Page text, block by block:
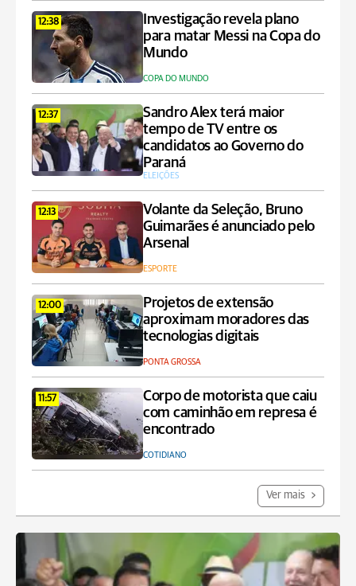
12:38
Investigação revela plano
para matar Messi na Copa do
Mundo
COPA DO MUNDO
12:37
Sandro Alex terá maior
tempo de TV entre os
candidatos ao Governo do
Paraná
ELEIÇÕES
12:13
Volante da Seleção, Bruno
Guimarães é anunciado pelo
Arsenal
ESPORTE
12:00
Projetos de extensão
aproximam moradores das
tecnologias digitais
PONTA GROSSA
11:57
Corpo de motorista que caiu
com caminhão em represa é
encontrado
COTIDIANO
Ver mais